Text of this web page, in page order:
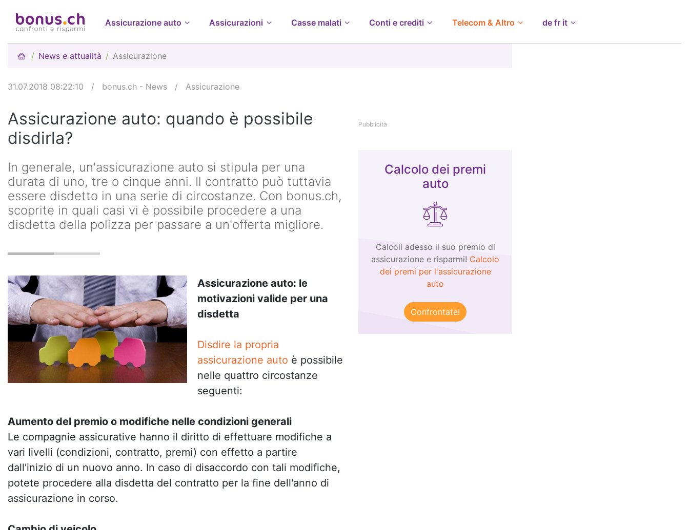
Assicurazione auto Assicurazioni Casse malati Conti e crediti Telecom & Altro de fr it
News e attualità Assicurazione
31.07.2018 08:22:10 / bonus.ch - News / Assicurazione
Assicurazione auto: quando è possibile
disdirla?
In generale, un'assicurazione auto si stipula per una
durata di uno, tre o cinque anni. Il contratto può tuttavia
essere disdetto in una serie di circostanze. Con bonus.ch,
scoprite in quali casi vi è possibile procedere a una
disdetta della polizza per passare a un'offerta migliore.
Assicurazione auto: le
motivazioni valide per una
disdetta
Disdire la propria
assicurazione auto è possibile
nelle quattro circostanze
seguenti:
Aumento del premio o modifiche nelle condizioni generali
Le compagnie assicurative hanno il diritto di effettuare modifiche a
vari livelli (condizioni, contratto, premi) con effetto a partire
dall'inizio di un nuovo anno. In caso di disaccordo con tali modifiche,
potete procedere alla disdetta del contratto per la fine dell'anno di
assicurazione in corso.
Pubblicità
Calcolo dei premi
auto
Calcoli adesso il suo premio di
assicurazione e risparmi! Calcolo
dei premi per l'assicurazione
auto
Confrontate!